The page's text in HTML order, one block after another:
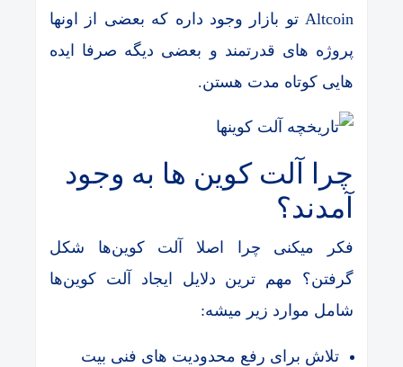
Altcoin تو بازار وجود داره که بعضی از اونها
پروژه های قدرتمند و بعضی دیگه صرفا ایده
هایی کوتاه مدت هستن.
چرا آلت کوین ها به وجود
آمدند؟
فکر میکنی چرا اصلا آلت کوین‌ها شکل
گرفتن؟ مهم ترین دلایل ایجاد آلت کوین‌ها
شامل موارد زیر میشه:
تلاش برای رفع محدودیت های فنی بیت